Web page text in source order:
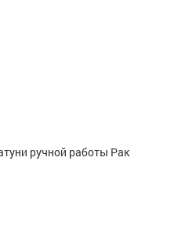
ручной работы Рак